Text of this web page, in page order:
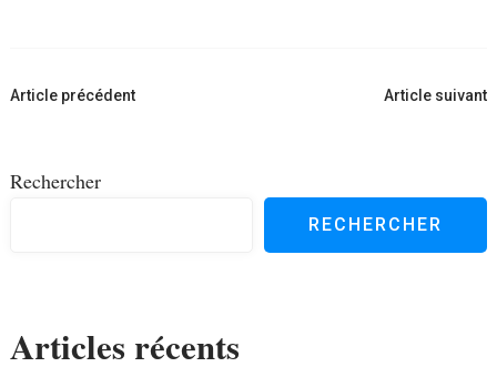
Navigation
Article précédent Article suivant
Rechercher
RECHERCHER
Articles récents